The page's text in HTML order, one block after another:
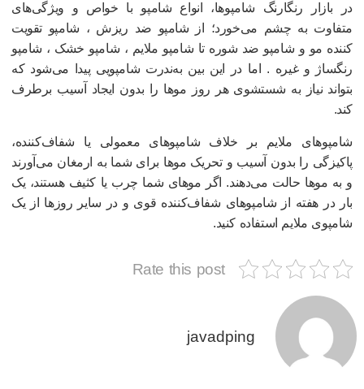
بازار رنگارنگ شامپوها، انواع شامپو با خواص و ویژگی‌های
به چشم می‌خورد؛ از شامپو ضد ریزش ، شامپو تقویت
مو و شامپو ضد شوره تا شامپو ملایم ، شامپو خشک ، شامپو
و غیره . اما در این بین به‌ندرت شامپویی پیدا می‌شود که
نیاز به شستشوی هر روز موها را بدون ایجاد آسیب برطرف
ملایم بر خلاف شامپوهای معمولی یا شفاف‌کننده،
را بدون آسیب و تحریک موها برای شما به ارمغان می‌آورند
به موها حالت می‌دهند. اگر موهای شما چرب یا کثیف هستند، یک
در هفته از شامپوهای شفاف‌کننده قوی و در سایر روزها از یک
ملایم استفاده کنید.
Rate this post
javadping